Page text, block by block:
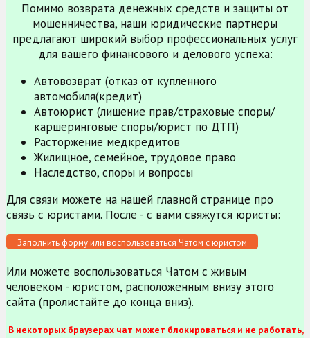
Помимо возврата денежных средств и защиты от
мошенничества, наши юридические партнеры
предлагают широкий выбор профессиональных услуг
для вашего финансового и делового успеха:
Автовозврат (отказ от купленного
автомобиля(кредит)
Автоюрист (лишение прав/страховые споры/
каршеринговые споры/юрист по ДТП)
Расторжение медкредитов
Жилищное, семейное, трудовое право
Наследство, споры и вопросы
Для связи можете на нашей главной странице про
связь с юристами. После - с вами свяжутся юристы:
Заполнить форму или воспользоваться Чатом с юристом
Или можете воспользоваться Чатом с живым
человеком - юристом, расположенным внизу этого
сайта (пролистайте до конца вниз).
В некоторых браузерах чат может блокироваться и не работать,